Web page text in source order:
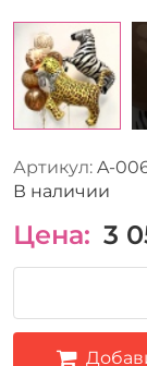
Артикул: A-
В наличии
Цена: 3